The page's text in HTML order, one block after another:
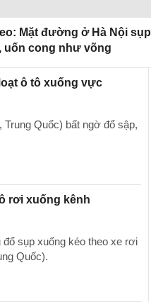
Mặt đường ở Hà Nội sụp
uốn cong như võng
ô tô xuống vực
Quốc) bất ngờ đổ sập,
rơi xuống kênh
sụp xuống kéo theo xe rơi
Quốc).